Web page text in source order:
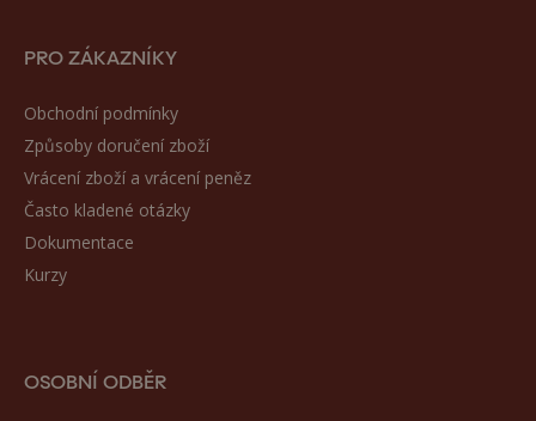
PRO ZÁKAZNÍKY
Obchodní podmínky
Způsoby doručení zboží
Vrácení zboží a vrácení peněz
Často kladené otázky
Dokumentace
Kurzy
OSOBNÍ ODBĚR